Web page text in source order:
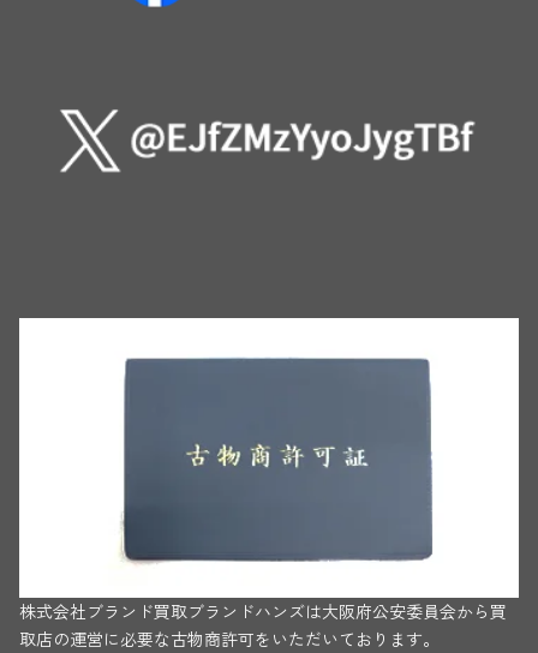
株式会社ブランド買取ブランドハンズは大阪府公安委員会から買
取店の運営に必要な古物商許可をいただいております。